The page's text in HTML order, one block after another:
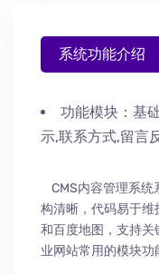
系统功能介绍
功能模块： 基
示,联系方式,留言
CMS内容管理系统
构清晰，代码易于
和百度地图，支持关
业网站常用的模块功